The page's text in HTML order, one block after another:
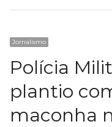
Jornalismo
Polícia
plantio
maconha